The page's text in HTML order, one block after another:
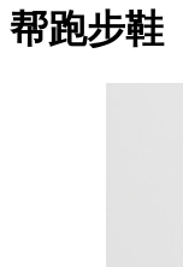
帮跑步鞋